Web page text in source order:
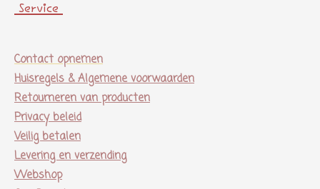
Service
Contact opnemen
Huisregels & Algemene voorwaarden
Retourneren van producten
Privacy beleid
Veilig betalen
Levering en verzending
Webshop